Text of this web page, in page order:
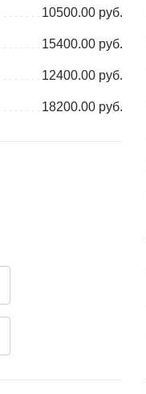
10500.00 руб.
15400.00 руб.
12400.00 руб.
18200.00 руб.